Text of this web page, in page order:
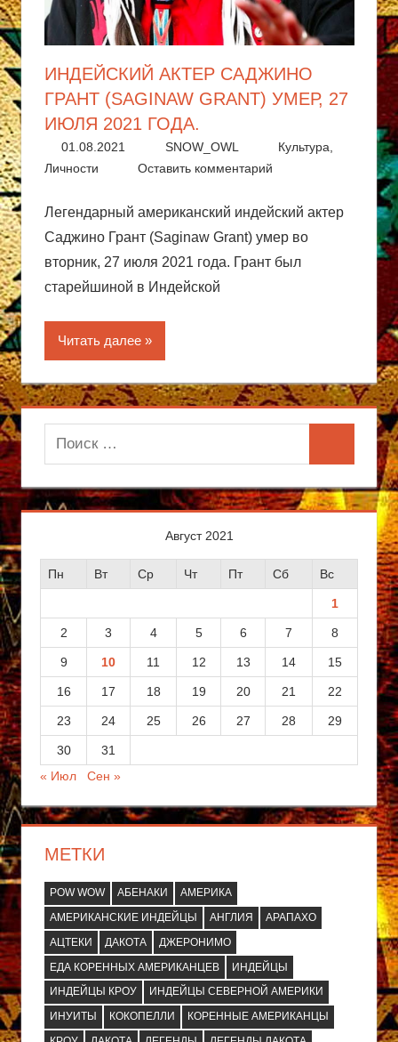
передаваемые
поколение.
ИНДЕЙСКИЙ АКТЕР САДЖИНО
ГРАНТ (SAGINAW GRANT) УМЕР, 27
ИЮЛЯ 2021 ГОДА.
01.08.2021 SNOW_OWL Культура
Личности
Оставить комментарий
Легендарный американский индейский актер
Саджино Грант (Saginaw Grant) умер во
вторник, 27 июля 2021 года. Грант был
старейшиной в Индейской
Читать далее
Поиск
для:
Август 2021
Пн Вт Ср Чт Пт Сб Вс
1
2 3 4 5 6 7 8
9 10 11 12 13 14 15
16 17 18 19 20 21 22
23 24 25 26 27 28 29
30
31
« Июл
Сен »
МЕТКИ
POW WOW АБЕНАКИ
АМЕРИКА
АМЕРИКАНСКИЕ ИНДЕЙЦЫ
АНГЛИЯ
АРАПАХО
АЦТЕКИ
ДАКОТА
ДЖЕРОНИМО
ЕДА КОРЕННЫХ АМЕРИКАНЦЕВ
ИНДЕЙЦЫ
ИНДЕЙЦЫ КРОУ
ИНДЕЙЦЫ СЕВЕРНОЙ АМЕРИКИ
ИНУИТЫ
КОКОПЕЛЛИ
КОРЕННЫЕ АМЕРИКАНЦЫ